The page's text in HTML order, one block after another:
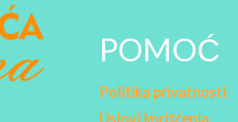
POMOĆ
Politika privatnosti